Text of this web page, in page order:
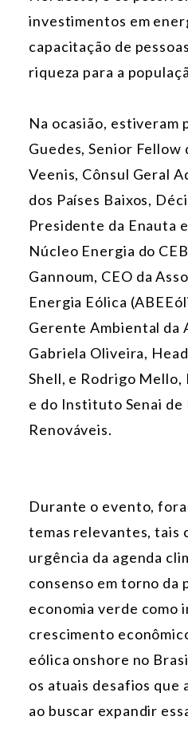
investimentos em
capacitação de
riqueza para a
Na ocasião, estiveram
Guedes, Senior Fellow
Veenis, Cônsul Geral
dos Países Baixos,
Presidente da Enauta
Núcleo Energia do
Gannoum, CEO da
Energia Eólica
Gerente Ambiental da
Gabriela Oliveira,
Shell, e Rodrigo
e do Instituto Senai de
Renováveis.
Durante o evento,
temas relevantes, tais
urgência da agenda
consenso em torno da
economia verde como
crescimento
eólica onshore no
os atuais desafios
ao buscar expandir